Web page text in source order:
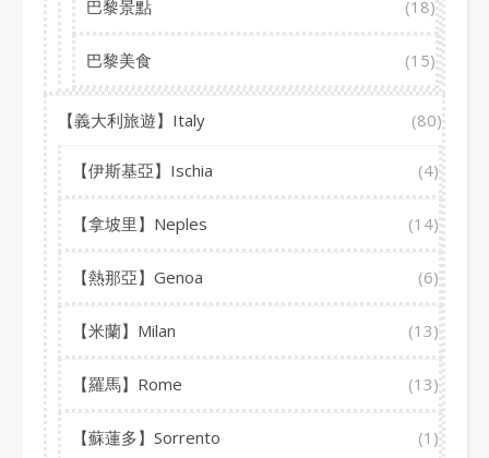
巴黎景點 (18)
巴黎美食 (15)
【義大利旅遊】Italy (80)
【伊斯基亞】Ischia (4)
【拿坡里】Neples (14)
【熱那亞】Genoa (6)
【米蘭】Milan (13)
【羅馬】Rome (13)
【蘇蓮多】Sorrento (1)